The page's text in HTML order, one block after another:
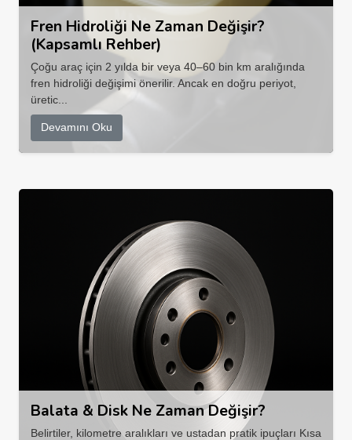
Fren Hidroliği Ne Zaman Değişir?
(Kapsamlı Rehber)
Çoğu araç için 2 yılda bir veya 40–60 bin km aralığında
fren hidroliği değişimi önerilir. Ancak en doğru periyot,
üretic...
Devamını Oku
Balata & Disk Ne Zaman Değişir?
Belirtiler, kilometre aralıkları ve ustadan pratik ipuçları Kısa